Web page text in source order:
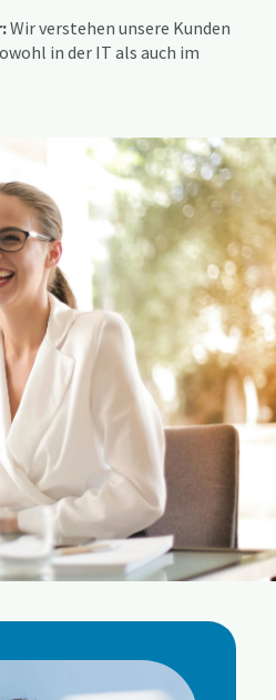
Wir verstehen unsere Kunden
in der IT als auch im